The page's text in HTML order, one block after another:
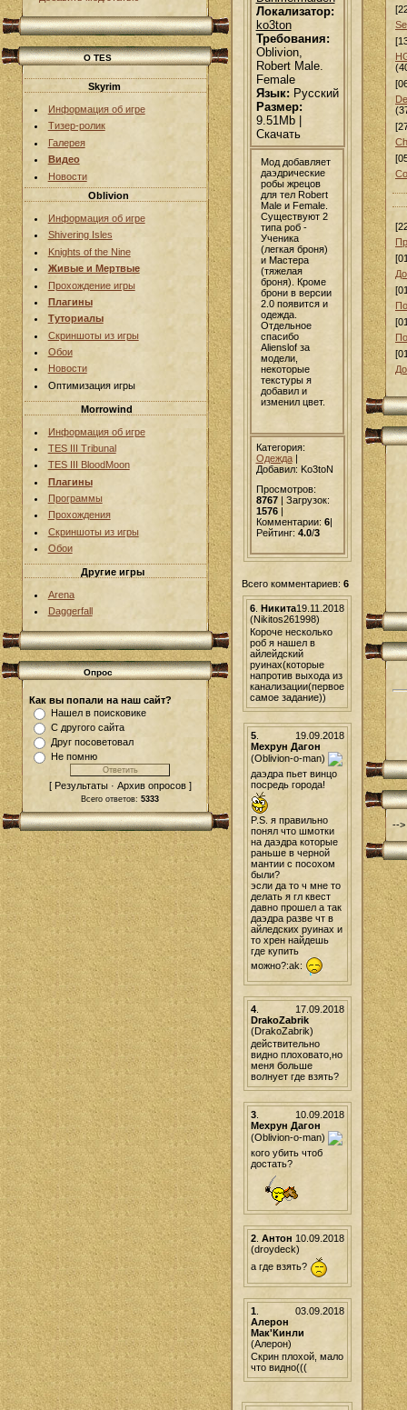
О TES
Skyrim
Информация об игре
Тизер-ролик
Галерея
Видео
Новости
Oblivion
Информация об игре
Shivering Isles
Knights of the Nine
Живые и Мертвые
Прохождение игры
Плагины
Туториалы
Скриншоты из игры
Обои
Новости
Оптимизация игры
Morrowind
Информация об игре
TES III Tribunal
TES III BloodMoon
Плагины
Программы
Прохождения
Скриншоты из игры
Обои
Другие игры
Arena
Daggerfall
Опрос
Как вы попали на наш сайт?
Нашел в поисковике
С другого сайта
Друг посоветовал
Не помню
[ Результаты · Архив опросов ]
Всего ответов: 5333
Локализатор:
ko3ton
Требования:
Oblivion,
Robert Male.
Female
Язык:Русский
Размер:
9.51Mb |
Скачать
Мод добавляет
даэдрические
робы жрецов
для тел Robert
Male и Female.
Существуют 2
типа роб -
Ученика
(легкая броня)
и Мастера
(тяжелая
броня). Кроме
брони в версии
2.0 появится и
одежда.
Отдельное
спасибо
Alienslof за
модели,
некоторые
текстуры я
добавил и
изменил цвет.
Категория:
Одежда|
Добавил: Ko3toN
Просмотров:
8767| Загрузок:
1576|
Комментарии: 6|
Рейтинг: 4.0/3
Всего комментариев: 6
19.11.2018
6 Никита
(Nikitos261998)
Короче несколько
роб я нашел в
айлейдский
руинах(которые
напротив выхода из
канализации(первое
самое задание))
19.09.2018
5.
Мехрун Дагон
(Oblivion-o-man)
даэдра пьет винцо
посредь города!
P.S. я правильно
понял что шмотки
на даэдра которые
раньше в черной
мантии с посохом
были?
эсли да то ч мне то
делать я гл квест
давно прошел а так
даэдра разве чт в
айледских руинах и
то хрен найдешь
где купить
можно?:ak:
17.09.2018
4.
DrakoZabrik
(DrakoZabrik)
действительно
видно плоховато,но
меня больше
волнует где взять?
10.09.2018
3.
Мехрун Дагон
(Oblivion-o-man)
кого убить чтоб
достать?
10.09.2018
2. Антон
(droydeck)
а где взять?
03.09.2018
1.
Алерон
Мак'Кинли
(Алерон)
Скрин плохой, мало
что видно(((
-->